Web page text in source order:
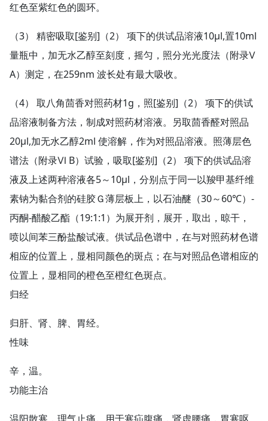
红色至紫红色的圆环。
（3） 精密吸取[鉴别]（2） 项下的供试品溶液10μl,置10ml
量瓶中，加无水乙醇至刻度，摇匀，照分光光度法（附录Ⅴ
A）测定，在259nm 波长处有最大吸收。
（4） 取八角茴香对照药材1g，照[鉴别]（2） 项下的供试
品溶液制备方法，制成对照药材溶液。另取茴香醛对照品
20μl,加无水乙醇2ml 使溶解，作为对照品溶液。照薄层色
谱法（附录Ⅵ B）试验，吸取[鉴别]（2） 项下的供试品溶
液及上述两种溶液各5～10μl，分别点于同一以羧甲基纤维
素钠为黏合剂的硅胶Ｇ薄层板上，以石油醚（30～60℃）-
丙酮-醋酸乙酯（19:1:1）为展开剂，展开，取出，晾干，
喷以间苯三酚盐酸试液。供试品色谱中，在与对照药材色谱
相应的位置上，显相同颜色的斑点；在与对照品色谱相应的
位置上，显相同的橙色至橙红色斑点。
归经
归肝、肾、脾、胃经。
性味
辛，温。
功能主治